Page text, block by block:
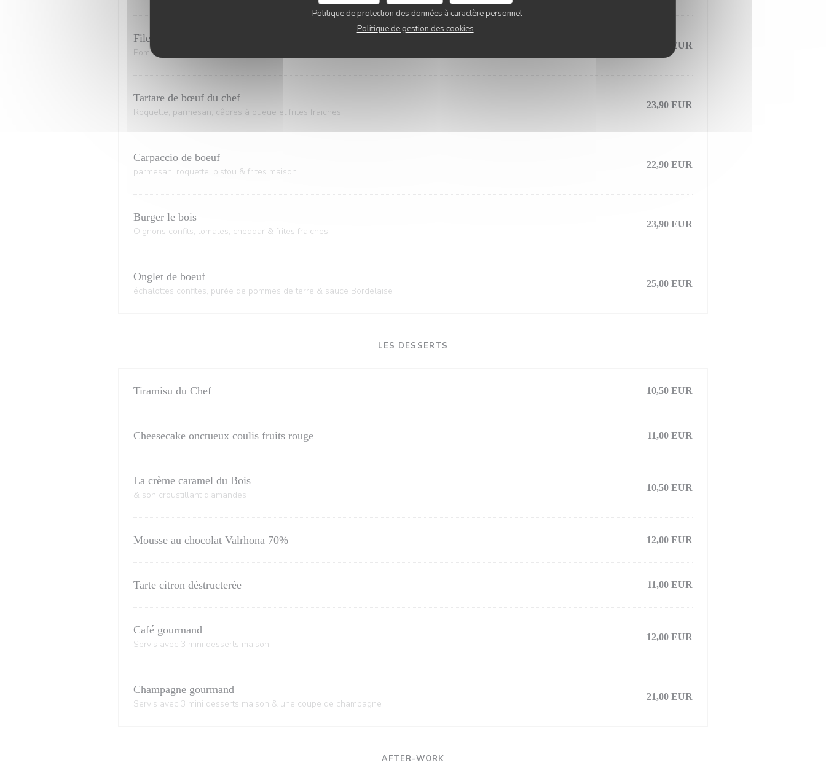
Politique de protection des données à caractère personnel
Politique de gestion des cookies
Filet de boeuf grillé sauce au poivre
Pommes grenailles sautées & haricots verts
34,00 EUR
Tartare de bœuf du chef
Roquette, parmesan, câpres à queue et frites fraiches
23,90 EUR
Carpaccio de boeuf
parmesan, roquette, pistou & frites maison
22,90 EUR
Burger le bois
Oignons confits, tomates, cheddar & frites fraiches
23,90 EUR
Onglet de boeuf
échalottes confites, purée de pommes de terre & sauce Bordelaise
25,00 EUR
LES DESSERTS
Tiramisu du Chef 10,50 EUR
Cheesecake onctueux coulis fruits rouge 11,00 EUR
La crème caramel du Bois
& son croustillant d'amandes
10,50 EUR
Mousse au chocolat Valrhona 70% 12,00 EUR
Tarte citron déstructerée 11,00 EUR
Café gourmand
Servis avec 3 mini desserts maison
12,00 EUR
Champagne gourmand
Servis avec 3 mini desserts maison & une coupe de champagne
21,00 EUR
AFTER-WORK